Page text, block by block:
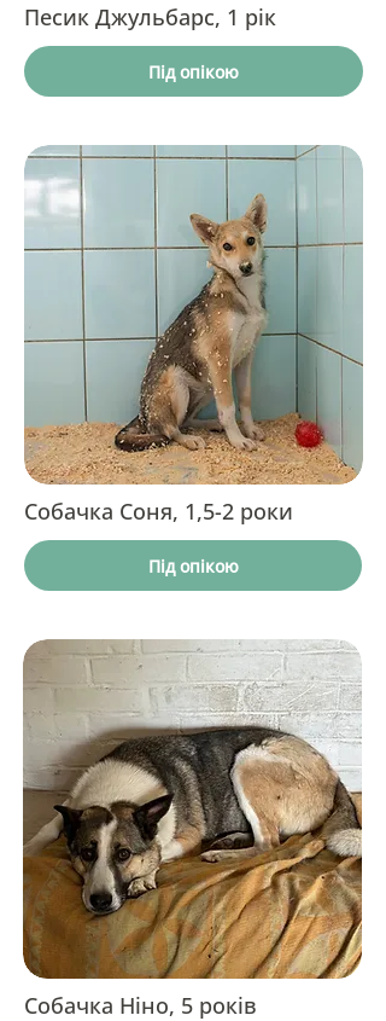
Песик Джульбарс, 1 рік
Під опікою
Собачка Соня, 1,5-2 роки
Під опікою
Собачка Ніно, 5 років